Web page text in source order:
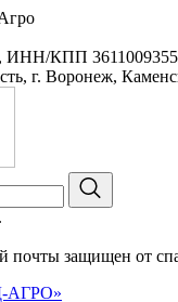
КПП 3611009355/
г. Воронеж,